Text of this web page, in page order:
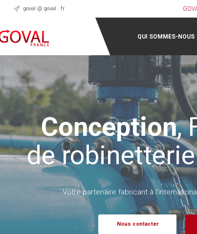
goval @ goval . fr
QUI SOMMES-NOUS
Conception,
de
Votre partenaire fabricant à
Nous contacter